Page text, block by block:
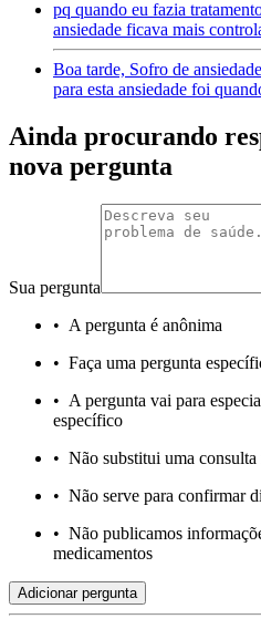
pq quando eu fazia
ansiedade ficava mais
Boa tarde, Sofro de
para esta ansiedade foi
Ainda procurando
nova pergunta
Sua pergunta
• A pergunta é anônima
• Faça uma pergunta
• A pergunta vai para
específico
• Não substitui uma consulta
• Não serve para confirmar
• Não publicamos
medicamentos
Adicionar pergunta